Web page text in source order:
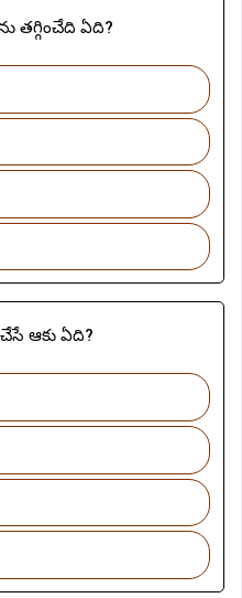
తగ్గించేది ఏది?
ఆకు ఏది?